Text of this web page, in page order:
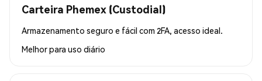
Carteira Phemex (Custodial)
Armazenamento seguro e fácil com 2FA, acesso ideal.
Melhor para uso diário